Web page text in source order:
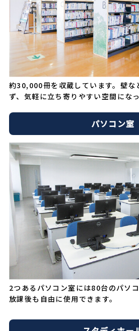
約30,000冊を収蔵しています。壁な
ず、気軽に立ち寄りやすい空間になっ
パソコン室
2つあるパソコン室には80台のパソ
放課後も自由に使用できます。